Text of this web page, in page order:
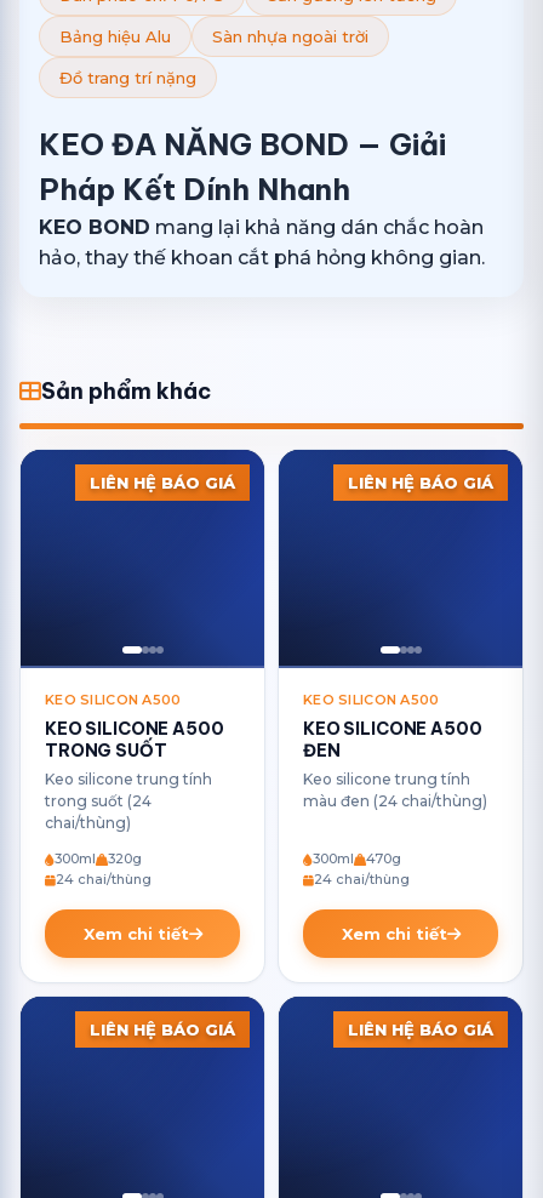
Bảng hiệu Alu Sàn nhựa ngoài trời
Đồ trang trí nặng
KEO ĐA NĂNG BOND — Giải
Pháp Kết Dính Nhanh
KEO BOND mang lại khả năng dán chắc hoàn
hảo, thay thế khoan cắt phá hỏng không gian.
Sản phẩm khác
LIÊN HỆ BÁO GIÁ
KEO SILICON A500
KEO SILICONE A500
TRONG SUỐT
Keo silicone trung tính
trong suốt (24
chai/thùng)
300ml
320g
24 chai/thùng
Xem chi tiết
LIÊN HỆ BÁO GIÁ
KEO SILICON A500
KEO SILICONE A500
ĐEN
Keo silicone trung tính
màu đen (24 chai/thùng)
300ml
470g
24 chai/thùng
Xem chi tiết
LIÊN HỆ BÁO GIÁ LIÊN HỆ BÁO GIÁ